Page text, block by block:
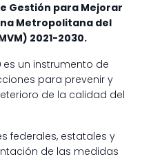
Gestión para Mejorar
Metropolitana del
2021-2030.
es un instrumento de
para prevenir y
de la calidad del
federales, estatales y
de las medidas